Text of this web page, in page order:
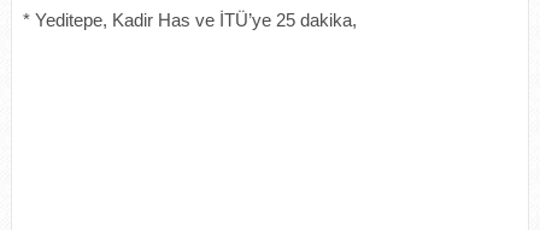
* Yeditepe, Kadir Has ve İTÜ’ye 25 dakika,